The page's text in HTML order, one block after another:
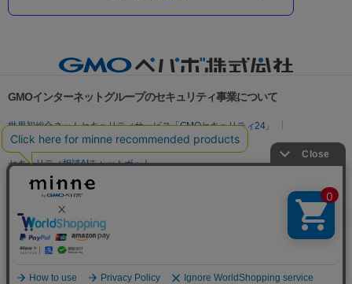
GMOインターネットグループのセキュリティ事業について
世界初総合ネットセキュリティサービス「GMOセキュリティ24」
パスワード漏洩診断
Webサイトリスク診断
セキュリティ相談AIチャットボット
実在証明・盗聴対策
サイバー攻撃対策（GMO Flatt Security）
セキュリティ事業の軌跡